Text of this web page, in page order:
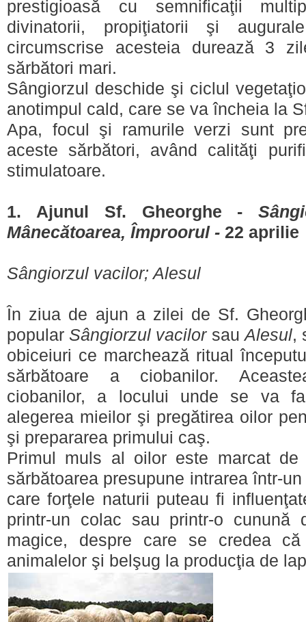
prestigioasă cu semnificaţii
divinatorii, propiţiatorii şi
circumscrise acesteia durează 3
sărbători mari.
Sângiorzul deschide şi ciclul
anotimpul cald, care se va încheia la
Apa, focul şi ramurile verzi sunt
aceste sărbători, având calităţi
stimulatoare.
1. Ajunul Sf. Gheorghe -
Mânecătoarea, Împroorul - 22 aprilie
Sângiorzul vacilor; Alesul
În ziua de ajun a zilei de Sf.
popularSângiorzul vacilor sauAlesul,
obiceiuri ce marchează ritual
sărbătoare a ciobanilor.
ciobanilor, a locului unde se va
alegerea mieilor şi pregătirea oilor
şi prepararea primului caş.
Primul muls al oilor este marcat de
sărbătoarea presupune intrarea într-
care forţele naturii puteau fi
printr-un colac sau printr-o cunună
magice, despre care se credea
animalelor şi belşug la producţia de